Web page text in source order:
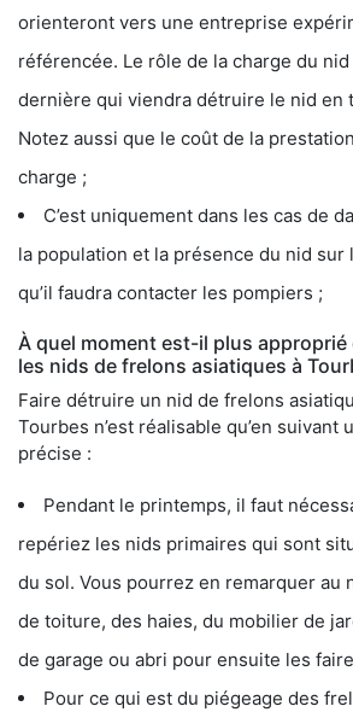
orienteront vers une entreprise
référencée. Le rôle de la charge du
dernière qui viendra détruire le nid en
Notez aussi que le coût de la
charge ;
C’est uniquement dans les cas de
la population et la présence du nid sur
qu’il faudra contacter les pompiers ;
À quel moment est-il plus
les nids de frelons asiatiques à
Faire détruire un nid de frelons
Tourbes n’est réalisable qu’en suivant
précise :
Pendant le printemps, il faut
repériez les nids primaires qui sont
du sol. Vous pourrez en remarquer au
de toiture, des haies, du mobilier de
de garage ou abri pour ensuite les
Pour ce qui est du piégeage des